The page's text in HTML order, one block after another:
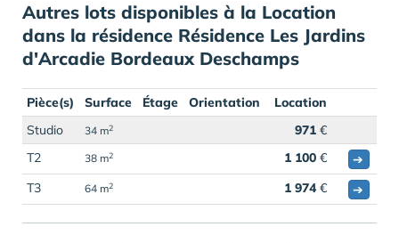
Autres lots disponibles à la Location
dans la résidence Résidence Les Jardins
d'Arcadie Bordeaux Deschamps
Pièce(s) Surface Étage Orientation
Location
Studio
34 m2 971 €
T2
38 m2 1 100 €
➔
T3
64 m2 1 974€ ➔